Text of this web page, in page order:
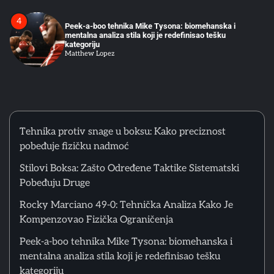
5
Alijev pokret nogu: Tehnička osnova modernog
defanzivnog boksa
Matthew Lopez
1
Tehnika protiv snage u boksu: Kako preciznost
Matthew Lopez
2
Stilovi Boksa: Zašto Određene Taktike Sistematski
Tehnika protiv snage u boksu: Kako preciznost
pobeđuje fizičku nadmoć
Stilovi Boksa: Zašto Određene Taktike Sistematski
Pobeđuju Druge
Rocky Marciano 49-0: Tehnička Analiza Kako Je
Kompenzovao Fizička Ograničenja
Peek-a-boo tehnika Mike Tysona: biomehanska i
mentalna analiza stila koji je redefinisao tešku
kategoriju